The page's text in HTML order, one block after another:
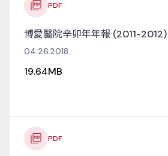
PDF
博愛醫院辛卯年年報 (2011-2012)
04.26.2018
19.64MB
PDF